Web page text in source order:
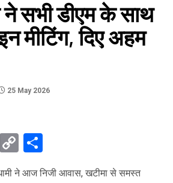
ने सभी डीएम के साथ
मीटिंग, दिए अहम
25 May 2026
Twitter
Copy
Link
ने आज निजी आवास, खटीमा से समस्त